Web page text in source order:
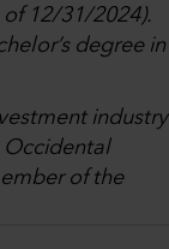
12/31/2024).
degree in
industry
Occidental
of the